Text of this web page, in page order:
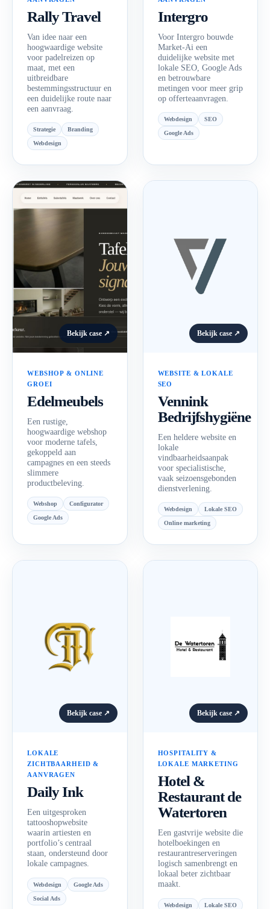
Rally Travel
Van idee naar een
hoogwaardige website
voor padelreizen op
maat, met een
uitbreidbare
bestemmingsstructuur en
een duidelijke route naar
een aanvraag.
Strategie Branding
Webdesign
Intergro
Voor Intergro bouwde
Market-Ai een
duidelijke website met
lokale SEO, Google Ads
en betrouwbare
metingen voor meer grip
op offerteaanvragen.
Webdesign SEO
Google Ads
Bekijk case ↗
WEBSHOP & ONLINE
GROEI
Edelmeubels
Een rustige,
hoogwaardige webshop
voor moderne tafels,
gekoppeld aan
campagnes en een steeds
slimmere
productbeleving.
Webshop Configurator
Google Ads
Bekijk case ↗
WEBSITE & LOKALE
SEO
Vennink
Bedrijfshygiëne
Een heldere website en
lokale
vindbaarheidsaanpak
voor specialistische,
vaak seizoensgebonden
dienstverlening.
Webdesign Lokale SEO
Online marketing
Bekijk case ↗
LOKALE
ZICHTBAARHEID &
AANVRAGEN
Daily Ink
Een uitgesproken
tattooshopwebsite
waarin artiesten en
portfolio’s centraal
staan, ondersteund door
lokale campagnes.
Webdesign Google Ads
Social Ads
Bekijk case ↗
HOSPITALITY &
LOKALE MARKETING
Hotel &
Restaurant de
Watertoren
Een gastvrije website die
hotelboekingen en
restaurantreserveringen
logisch samenbrengt en
lokaal beter zichtbaar
maakt.
Webdesign Lokale SEO